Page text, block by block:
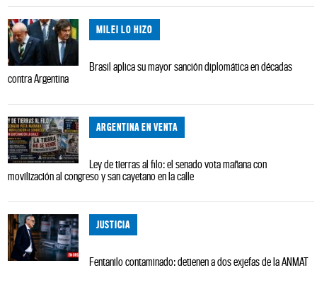
MILEI LO HIZO
Brasil aplica su mayor sanción diplomática en décadas
contra Argentina
ARGENTINA EN VENTA
Ley de tierras al filo: el senado vota mañana con
movilización al congreso y san cayetano en la calle
JUSTICIA
Fentanilo contaminado: detienen a dos exjefas de la ANMAT